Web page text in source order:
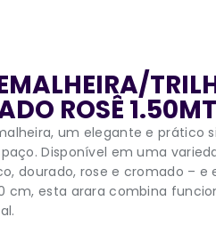
ROSÊ 1.50MT
um elegante e prático
Disponível em uma
dourado, rose e cromado – e
cm, esta arara combina